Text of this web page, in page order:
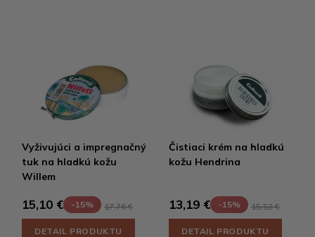
Vyživujúci a impregnačný
tuk na hladkú kožu
Willem
15,10 € -15% 17,76 €
DETAIL PRODUKTU
Čistiaci krém na hladkú
kožu Hendrina
13,19 € -15% 15,52 €
DETAIL PRODUKTU